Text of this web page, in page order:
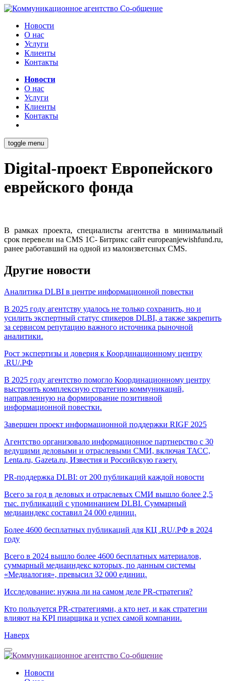
Новости
О нас
Услуги
Клиенты
Контакты
Новости
О нас
Услуги
Клиенты
Контакты
toggle menu
Digital-проект Европейского
еврейского фонда
В рамках проекта, специалисты агентства в минимальный
срок перевели на CMS 1С- Битрикс сайт europeanjewishfund.ru,
ранее работавший на одной из малоизветсных CMS.
Другие новости
Аналитика DLBI в центре информационной повестки
В 2025 году агентству удалось не только сохранить, но и
усилить экспертный статус спикеров DLBI, а также закрепить
за сервисом репутацию важного источника рыночной
аналитики.
Рост экспертизы и доверия к Координационному центру
.RU/.РФ
В 2025 году агентство помогло Координационному центру
выстроить комплексную стратегию коммуникаций,
направленную на формирование позитивной
информационной повестки.
Завершен проект информационной поддержки RIGF 2025
Aгентство организовало информационное партнерство с 30
ведущими деловыми и отраслевыми СМИ, включая ТАСС,
Lenta.ru, Gazeta.ru, Известия и Российскую газету.
PR-поддержка DLBI: от 200 публикаций каждой новости
Всего за год в деловых и отраслевых СМИ вышло более 2,5
тыс. публикаций с упоминанием DLBI. Суммарный
медиаиндекс составил 24 000 единиц.
Более 4600 бесплатных публикаций для КЦ .RU/.РФ в 2024
году
Всего в 2024 вышло более 4600 бесплатных материалов,
суммарный медиаиндекс которых, по данным системы
«Медиалогия», превысил 32 000 единиц.
Исследование: нужна ли на самом деле PR-стратегия?
Кто пользуется PR-стратегиями, а кто нет, и как стратегии
влияют на KPI пиарщика и успех самой компании.
Наверх
Новости